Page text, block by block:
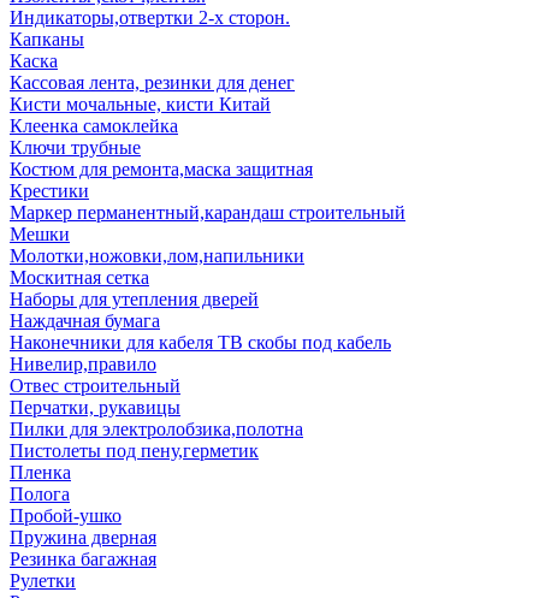
Индикаторы,отвертки 2-х сторон.
Капканы
Каска
Кассовая лента, резинки для денег
Кисти мочальные, кисти Китай
Клеенка самоклейка
Ключи трубные
Костюм для ремонта,маска защитная
Крестики
Маркер перманентный,карандаш строительный
Мешки
Молотки,ножовки,лом,напильники
Москитная сетка
Наборы для утепления дверей
Наждачная бумага
Наконечники для кабеля ТВ скобы под кабель
Нивелир,правило
Отвес строительный
Перчатки, рукавицы
Пилки для электролобзика,полотна
Пистолеты под пену,герметик
Пленка
Полога
Пробой-ушко
Пружина дверная
Резинка багажная
Рулетки